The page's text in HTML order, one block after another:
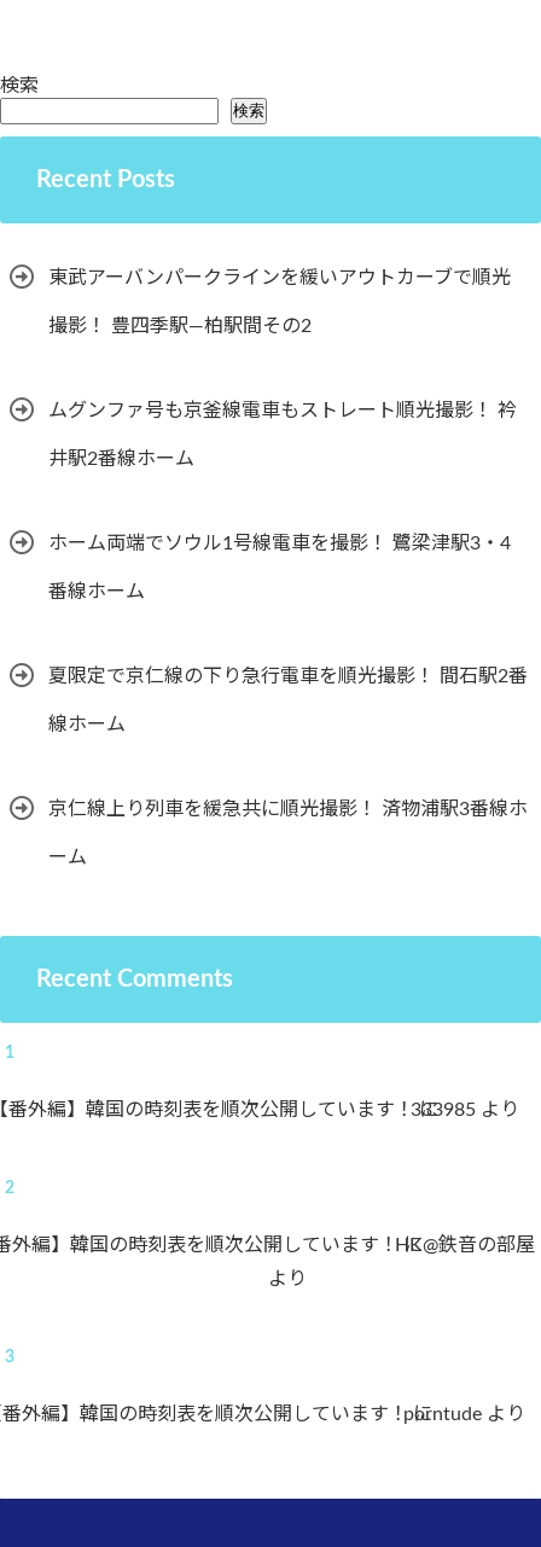
検索
検索
Recent Posts
東武アーバンパークラインを緩いアウトカーブで順光
撮影！ 豊四季駅―柏駅間その2
ムグンファ号も京釜線電車もストレート順光撮影！ 衿
井駅2番線ホーム
ホーム両端でソウル1号線電車を撮影！ 鷺梁津駅3・4
番線ホーム
夏限定で京仁線の下り急行電車を順光撮影！ 間石駅2番
線ホーム
京仁線上り列車を緩急共に順光撮影！ 済物浦駅3番線ホ
ーム
Recent Comments
番外編】韓国の時刻表を順次公開しています！に
333985より
外編】韓国の時刻表を順次公開しています！ に
HK@鉄音の部屋
より
外編】韓国の時刻表を順次公開しています！に
porntude より